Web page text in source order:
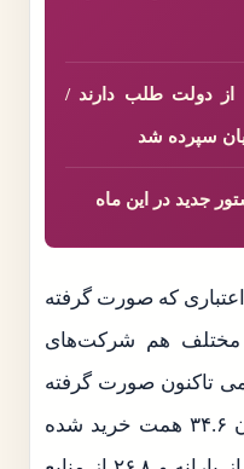
از دولت طلب دارند /
سپرده شد
جدید در این ماه
که صورت گرفته
مختلف هم شرکت‌های
تاکنون صورت گرفته
است ۳۴ هزار و ۶۰۰ میلیارد تومان ۳۴.۶ همت خرید شده